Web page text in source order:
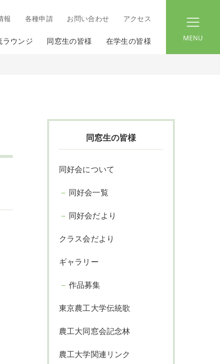
報 各種申請 お問い合わせ アクセス
ラウンジ 同窓生の皆様 在学生の皆様
同窓生の皆様
同好会について
同好会一覧
同好会だより
クラス会だより
ギャラリー
作品募集
東京農工大学伝統歌
農工大同窓会記念林
農工大学関連リンク
menu